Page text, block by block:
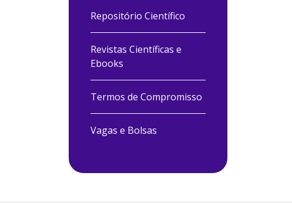
Repositório Científico
Revistas Científicas e
Ebooks
Termos de Compromisso
Vagas e Bolsas